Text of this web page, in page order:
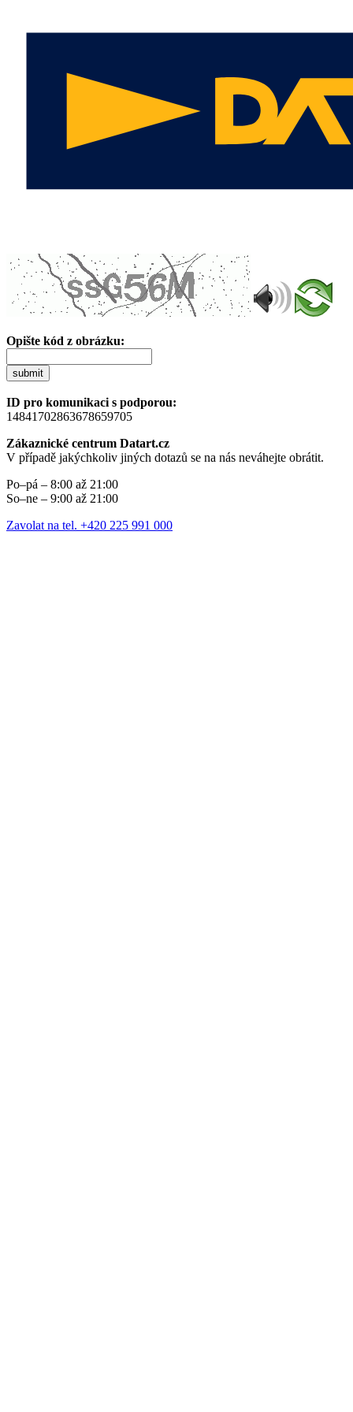
Opište kód z obrázku:
submit
ID pro komunikaci s podporou:
14841702863678659705
Zákaznické centrum Datart.cz
V případě jakýchkoliv jiných dotazů se na nás neváhejte obrátit.
Po–pá – 8:00 až 21:00
So–ne – 9:00 až 21:00
Zavolat na tel. +420 225 991 000